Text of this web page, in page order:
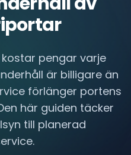
pengar varje
är billigare än
förlänger portens
här guiden täcker
till planerad